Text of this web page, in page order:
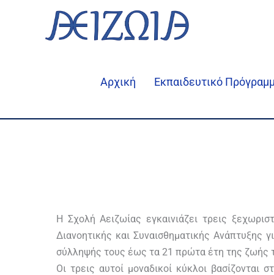
περιεχόμενο
Αρχική Εκπαιδευτικό
Η Σχολή Αειζωίας εγκαινιάζει τρεις
Διανοητικής και Συναισθηματικής Ανάπτυξης
σύλληψής τους έως τα 21 πρώτα έτη της ζωής
Οι τρεις αυτοί μοναδικοί κύκλοι βασίζονται